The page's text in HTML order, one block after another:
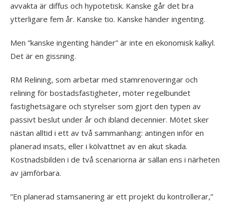
avvakta är diffus och hypotetisk. Kanske går det bra
ytterligare fem år. Kanske tio. Kanske händer ingenting.
Men ”kanske ingenting händer” är inte en ekonomisk kalkyl.
Det är en gissning.
RM Relining, som arbetar med stamrenoveringar och
relining för bostadsfastigheter, möter regelbundet
fastighetsägare och styrelser som gjort den typen av
passivt beslut under år och ibland decennier. Mötet sker
nästan alltid i ett av två sammanhang: antingen inför en
planerad insats, eller i kölvattnet av en akut skada.
Kostnadsbilden i de två scenariorna är sällan ens i närheten
av jämförbara.
”En planerad stamsanering är ett projekt du kontrollerar,”